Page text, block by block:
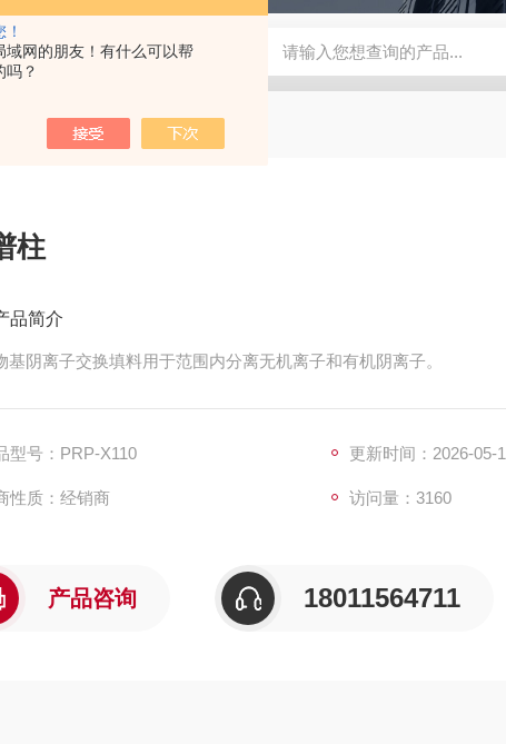
域网的朋友！有什么可以帮
吗？
多样品平行蒸发仪多样品平行蒸发仪 SBD-100B SBD-100D成都
柱
品简介
基阴离子交换填料用于范围内分离无机离子和有机阴离子。
型号：PRP-X110 更新时间：2026-05-
性质：经销商 访问量：3160
产品咨询 18011564711